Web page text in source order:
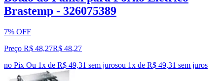
Brastemp - 326075389
7% OFF
Preço R$ 48,27R$ 48,27
no Pix Ou 1x de R$ 49,31 sem jurosou 1x de R$ 49,31 sem juros